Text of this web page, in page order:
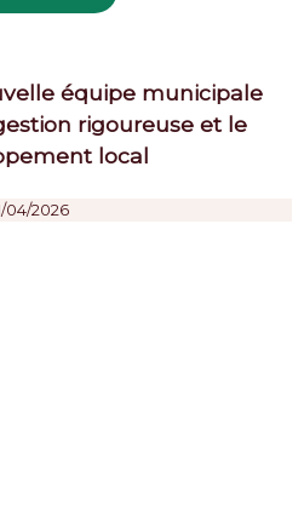
équipe municipale
rigoureuse et le
local
04/2026